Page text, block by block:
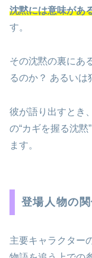
沈黙には意味があ
す。
その沈黙の裏にあ
るのか？ あるいは
彼が語り出すとき
の“カギを握る沈
ます。
登場人物の
主要キャラクター